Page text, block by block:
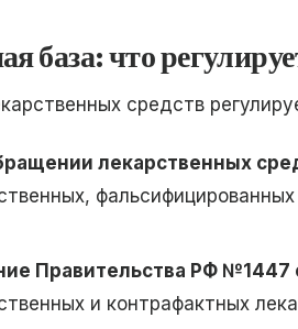
база: что
средств
лекарственных
Правительства РФ №1447
и контрафактных